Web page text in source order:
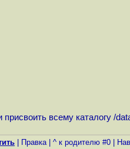
всему каталогу /
Правка| ^ к родителю #0